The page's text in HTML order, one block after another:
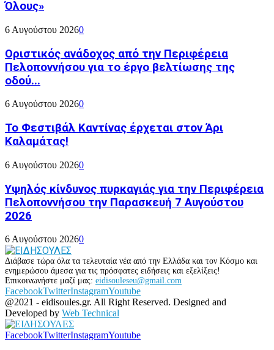
Όλους»
6 Αυγούστου 20260
Οριστικός ανάδοχος από την Περιφέρεια
Πελοποννήσου για το έργο βελτίωσης της
οδού...
6 Αυγούστου 20260
Το Φεστιβάλ Καντίνας έρχεται στον Άρι
Καλαμάτας!
6 Αυγούστου 20260
Υψηλός κίνδυνος πυρκαγιάς για την Περιφέρεια
Πελοποννήσου την Παρασκευή 7 Αυγούστου
2026
6 Αυγούστου 20260
Διάβασε τώρα όλα τα τελευταία νέα από την Ελλάδα και τον Κόσμο και
ενημερώσου άμεσα για τις πρόσφατες ειδήσεις και εξελίξεις!
Επικοινωνήστε μαζί μας: eidisouleseu@gmail.com
FacebookTwitterInstagramYoutube
@2021 - eidisoules.gr. All Right Reserved. Designed and
Developed by Web Technical
FacebookTwitterInstagramYoutube